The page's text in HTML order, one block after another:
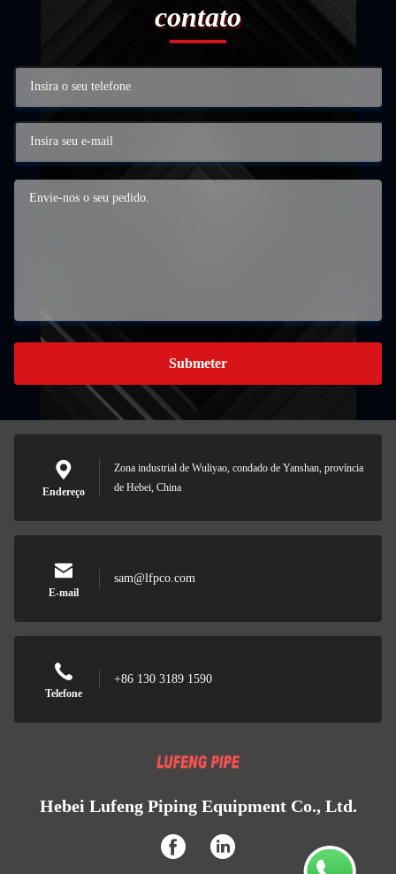
contato
Submeter
Endereço
Zona industrial de Wuliyao, condado de Yanshan, província
de Hebei, China
E-mail
sam@lfpco.com
Telefone
+86 130 3189 1590
Hebei Lufeng Piping Equipment Co., Ltd.